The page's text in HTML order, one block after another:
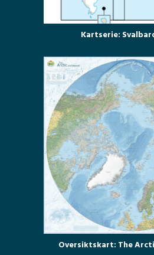
Kartserie:
Oversiktskart: The